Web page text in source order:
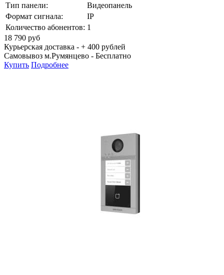
Тип панели:
Видеопанель
Формат сигнала:
IP
Количество абонентов: 1
18 790 руб
Курьерская доставка - + 400 рублей
Самовывоз м.Румянцево - Бесплатно
Купить Подробнее